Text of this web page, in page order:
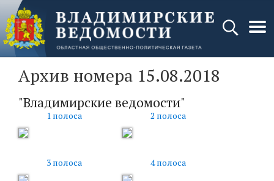
Архив номера 15.08.2018
"Владимирские ведомости"
1 полоса 2 полоса
3 полоса 4 полоса